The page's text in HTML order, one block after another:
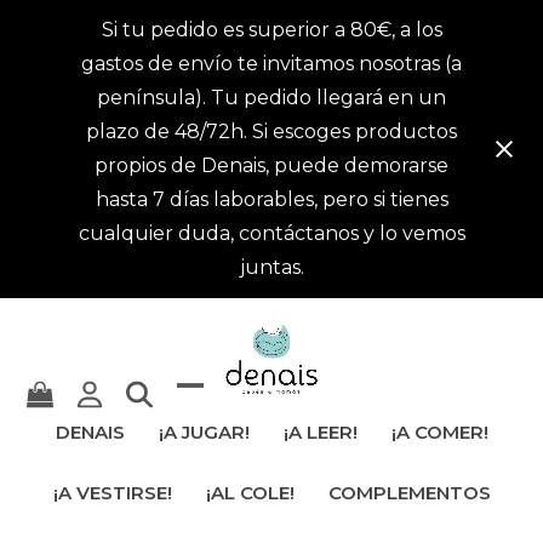
Si tu pedido es superior a 80€, a los
gastos de envío te invitamos nosotras (a
península). Tu pedido llegará en un
plazo de 48/72h. Si escoges productos
propios de Denais, puede demorarse
hasta 7 días laborables, pero si tienes
cualquier duda, contáctanos y lo vemos
juntas.
ocultar
móvil
DENAIS ¡A JUGAR! ¡A LEER! ¡A COMER!
¡A VESTIRSE! ¡AL COLE! COMPLEMENTOS